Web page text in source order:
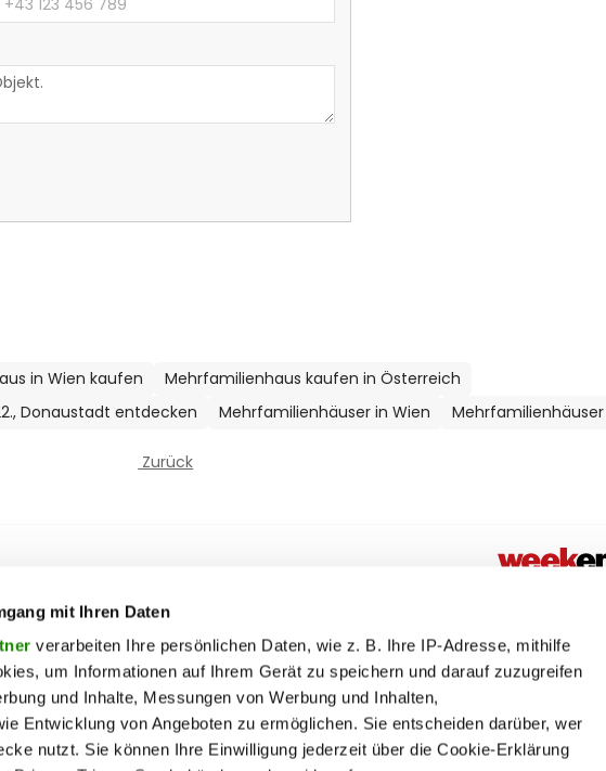
mit Ihren Daten
verarbeiten Ihre persönlichen Daten, wie z. B. Ihre IP-Adresse, mithilfe
um Informationen auf Ihrem Gerät zu speichern und darauf zuzugreifen
und Inhalte, Messungen von Werbung und Inhalten,
Entwicklung von Angeboten zu ermöglichen. Sie entscheiden darüber, wer
nutzt. Sie können Ihre Einwilligung jederzeit über die Cookie-Erklärung
in Wien kaufen
Mehrfamilienhaus kaufen in Österreich
Donaustadt entdecken Mehrfamilienhäuser in Wien
Zurück
Top Menu
politik
reise
society
sport
unterhaltung
Social